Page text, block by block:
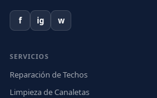
f ig w
SERVICIOS
Reparación de Techos
Limpieza de Canaletas